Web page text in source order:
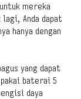
mereka
Anda dapat
hanya dengan
yang dapat
baterai 5
daya